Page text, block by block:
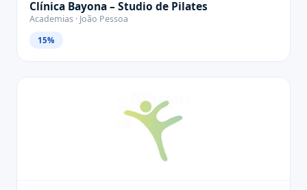
Clínica Bayona – Studio de Pilates
Academias · João Pessoa
15%